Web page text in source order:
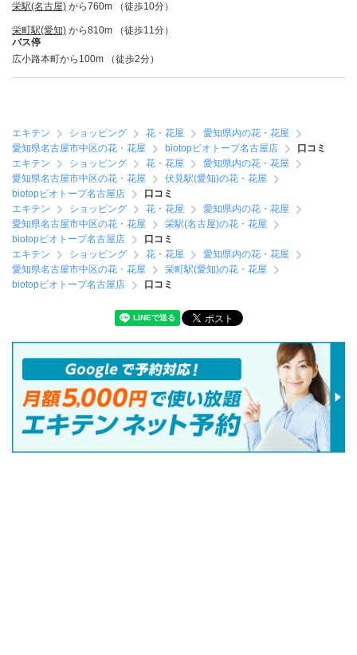
栄駅(名古屋) から760m （徒歩10分）
栄町駅(愛知) から810m （徒歩11分）
バス停
広小路本町から100m （徒歩2分）
エキテン ショッピング 花・花屋
愛知県内の花・花屋
愛知県名古屋市中区の花・花屋
biotopビオトープ名古屋店
口コミ
エキテン
ショッピング 花・花屋
愛知県内の花・花屋
愛知県名古屋市中区の花・花屋
伏見駅(愛知)の花・花屋
biotopビオトープ名古屋店
口コミ
エキテン
ショッピング 花・花屋
愛知県内の花・花屋
愛知県名古屋市中区の花・花屋
栄駅(名古屋)の花・花屋
biotopビオトープ名古屋店
口コミ
エキテン
ショッピング 花・花屋
愛知県内の花・花屋
愛知県名古屋市中区の花・花屋
栄町駅(愛知)の花・花屋
biotopビオトープ名古屋店
口コミ